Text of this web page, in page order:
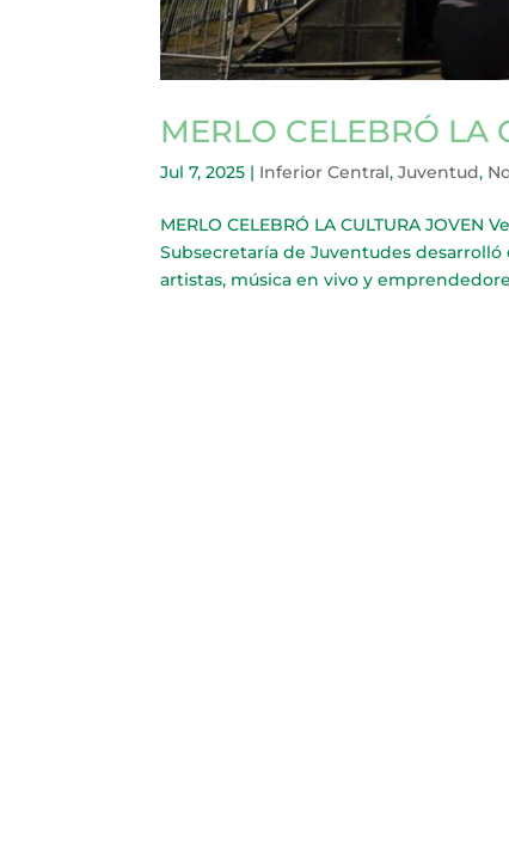
MERLO CELEBRÓ LA
Jul 7, 2025 | Inferior Central,Juventud,
MERLO CELEBRÓ LA CULTURA
Subsecretaría de Juventudes
artistas, música en vivo y